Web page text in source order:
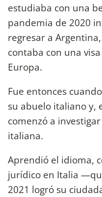
estudiaba con una
pandemia de 2020
regresar a
contaba con una
Europa.
Fue entonces
su abuelo italiano y,
comenzó a
italiana.
Aprendió el idioma,
jurídico en Italia
2021 logró su